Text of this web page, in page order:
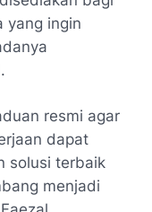
yang ingin
resmi agar
dapat
solusi terbaik
menjadi